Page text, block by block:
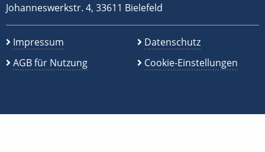
Johanneswerkstr. 4, 33611 Bielefeld
Impressum
AGB für Nutzung
Datenschutz
Cookie-Einstellungen